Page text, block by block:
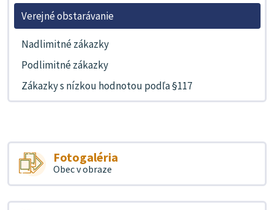
Verejné obstarávanie
Nadlimitné zákazky
Podlimitné zákazky
Zákazky s nízkou hodnotou podľa §117
Fotogaléria
Obec v obraze